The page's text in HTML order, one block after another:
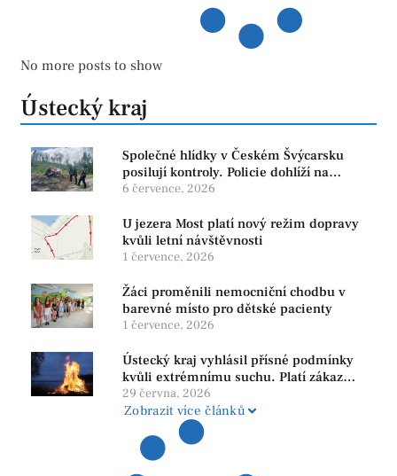
No more posts to show
Ústecký kraj
Společné hlídky v Českém Švýcarsku
posilují kontroly. Policie dohlíží na
bezpečnost i ochranu přírody
6 července, 2026
U jezera Most platí nový režim dopravy
kvůli letní návštěvnosti
1 července, 2026
Žáci proměnili nemocniční chodbu v
barevné místo pro dětské pacienty
1 července, 2026
Ústecký kraj vyhlásil přísné podmínky
kvůli extrémnímu suchu. Platí zákaz
ohňů i pyrotechniky
29 června, 2026
Zobrazit více článků